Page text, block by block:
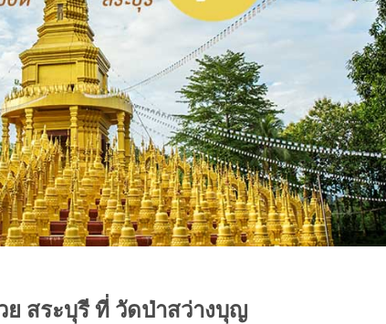
ย สระบุรี ที่ วัดป่าสว่างบุญ